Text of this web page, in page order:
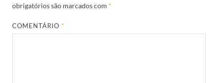
obrigatórios são marcados com *
COMENTÁRIO*